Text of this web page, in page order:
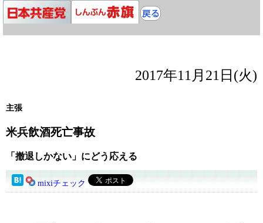
2017年11月21日(火)
主張
米兵飲酒死亡事故
「撤退しかない」にどう応える
mixiチェック